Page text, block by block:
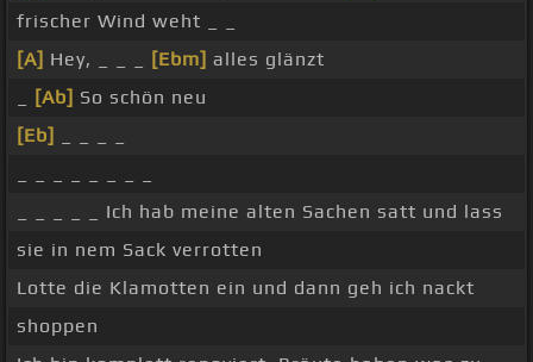
frischer Wind weht _ _
[A] Hey, _ _ _ [Ebm] alles glänzt
[Ab] So schön neu
[Eb]
_ _ _ _ _ Ich hab meine alten Sachen satt und lass
sie in nem Sack verrotten
Lotte die Klamotten ein und dann geh ich nackt
shoppen